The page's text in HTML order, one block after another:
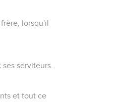
lorsqu'il
serviteurs.
et tout ce